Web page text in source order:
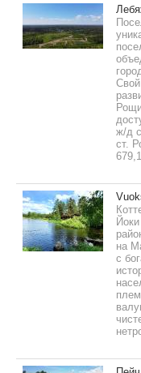
ж/д
ст.
на
с